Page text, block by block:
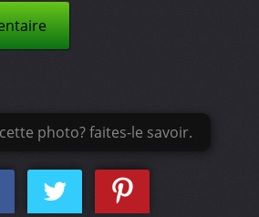
photo? faites-le savoir.